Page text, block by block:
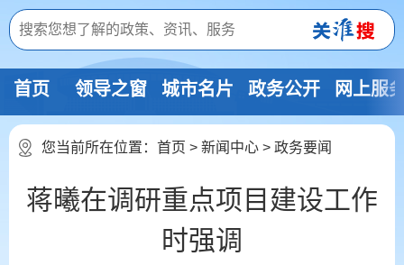
首页 领导之窗 城市名片 政务公开 网上服
您当前所在位置： 首页 > 新闻中心 > 政务要闻
蒋曦在调研重点项目建设工作
时强调